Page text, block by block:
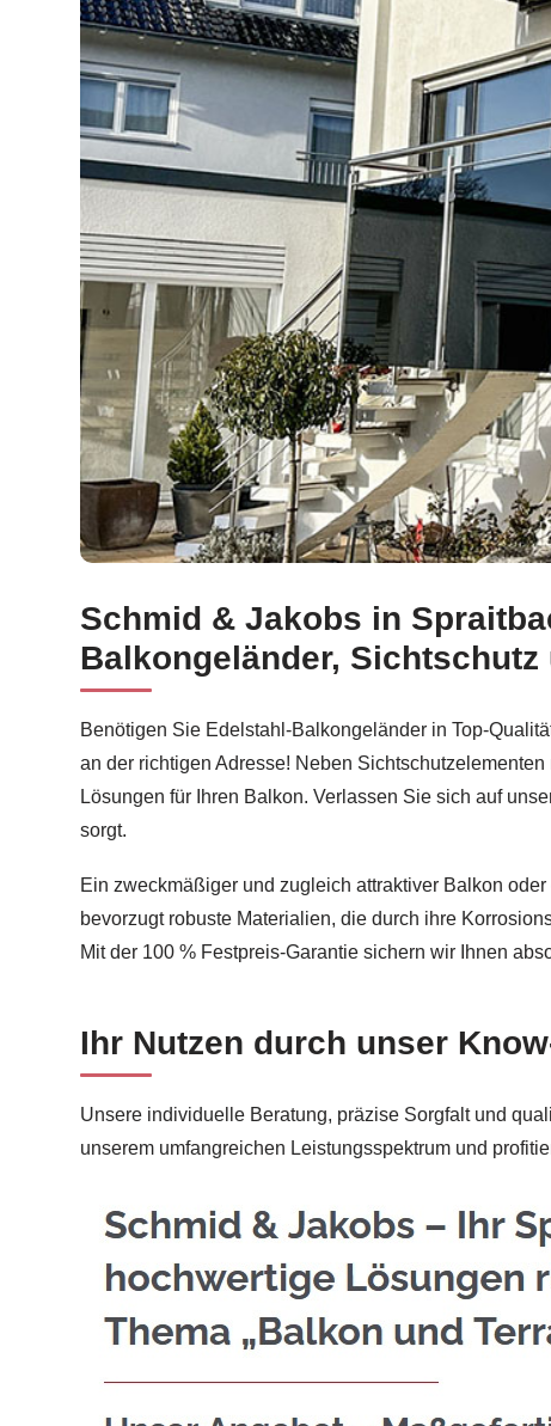
Schmid & Jakobs in Spraitbach ermöglicht Ihnen
Schmid & Jakobs in
Balkongeländer,
Benötigen Sie Edelstahl-Balkongeländer in Top-
an der richtigen Adresse! Neben
Lösungen für Ihren Balkon. Verlassen Sie sich auf
sorgt.
Ein zweckmäßiger und zugleich attraktiver Balkon
bevorzugt robuste Materialien, die durch ihre
Mit der 100 % Festpreis-Garantie sichern wir Ihnen
Ihr Nutzen durch unser
Unsere individuelle Beratung, präzise Sorgfalt und
unserem umfangreichen Leistungsspektrum und